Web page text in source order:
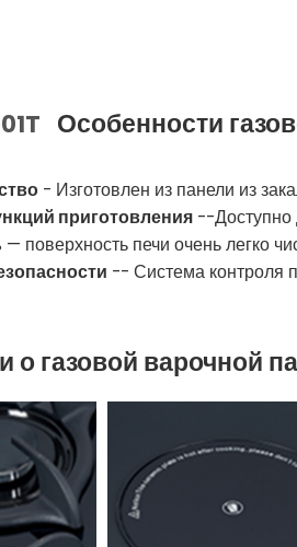
Особенности
- Изготовлен из панели из
приготовления --Доступно
— поверхность печи очень легко
-- Система контроля
о газовой варочной